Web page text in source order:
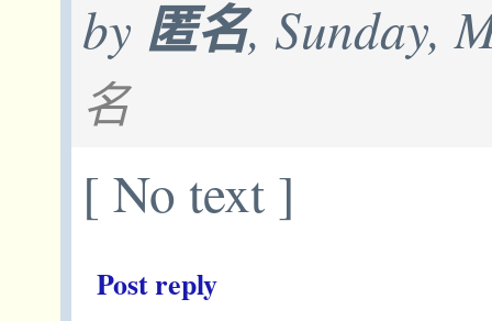
by 匿名, Sunday,
名
[ No text ]
Post reply